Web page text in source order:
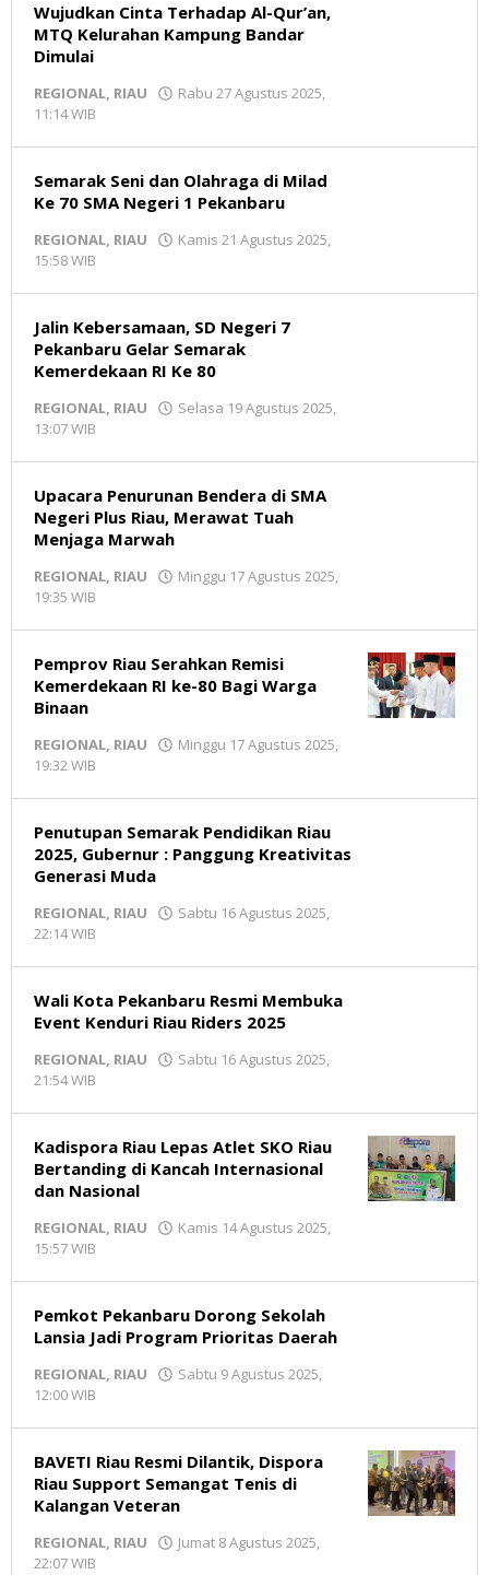
Wujudkan Cinta Terhadap Al-Qur’an,
MTQ Kelurahan Kampung Bandar
Dimulai
REGIONAL, RIAU
Rabu 27 Agustus 2025,
11:14 WIB
Semarak Seni dan Olahraga di Milad
Ke 70 SMA Negeri 1 Pekanbaru
REGIONAL, RIAU
Kamis 21 Agustus 2025,
15:58 WIB
Jalin Kebersamaan, SD Negeri 7
Pekanbaru Gelar Semarak
Kemerdekaan RI Ke 80
REGIONAL, RIAU
Selasa 19 Agustus 2025,
13:07 WIB
Upacara Penurunan Bendera di SMA
Negeri Plus Riau, Merawat Tuah
Menjaga Marwah
REGIONAL, RIAU
Minggu 17 Agustus 2025,
19:35 WIB
Pemprov Riau Serahkan Remisi
Kemerdekaan RI ke-80 Bagi Warga
Binaan
REGIONAL, RIAU
Minggu 17 Agustus 2025,
19:32 WIB
Penutupan Semarak Pendidikan Riau
2025, Gubernur : Panggung Kreativitas
Generasi Muda
REGIONAL, RIAU
Sabtu 16 Agustus 2025,
22:14 WIB
Wali Kota Pekanbaru Resmi Membuka
Event Kenduri Riau Riders 2025
REGIONAL, RIAU
Sabtu 16 Agustus 2025,
21:54 WIB
Kadispora Riau Lepas Atlet SKO Riau
Bertanding di Kancah Internasional
dan Nasional
REGIONAL, RIAU
Kamis 14 Agustus 2025,
15:57 WIB
Pemkot Pekanbaru Dorong Sekolah
Lansia Jadi Program Prioritas Daerah
REGIONAL, RIAU
Sabtu 9 Agustus 2025,
12:00 WIB
BAVETI Riau Resmi Dilantik, Dispora
Riau Support Semangat Tenis di
Kalangan Veteran
REGIONAL, RIAU
Jumat 8 Agustus 2025,
22:07 WIB